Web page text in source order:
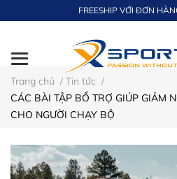
FREESHIP VỚI ĐƠN
Trang chủ / Tin tức /
CÁC BÀI TẬP BỔ TRỢ GIÚP GIẢM
CHO NGƯỜI CHẠY BỘ